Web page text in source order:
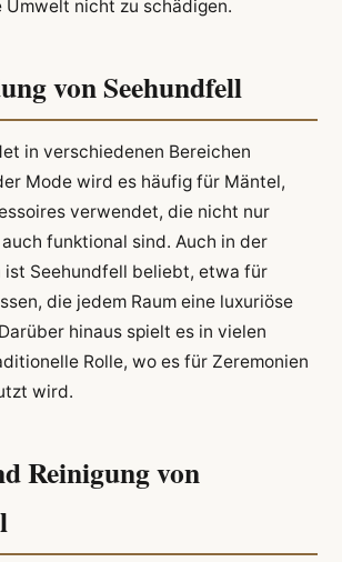
nicht zu schädigen.
von Seehundfell
in verschiedenen Bereichen
Mode wird es häufig für Mäntel,
verwendet, die nicht nur
funktional sind. Auch in der
ist Seehundfell beliebt, etwa für
die jedem Raum eine luxuriöse
hinaus spielt es in vielen
Rolle, wo es für Zeremonien
wird.
Reinigung von